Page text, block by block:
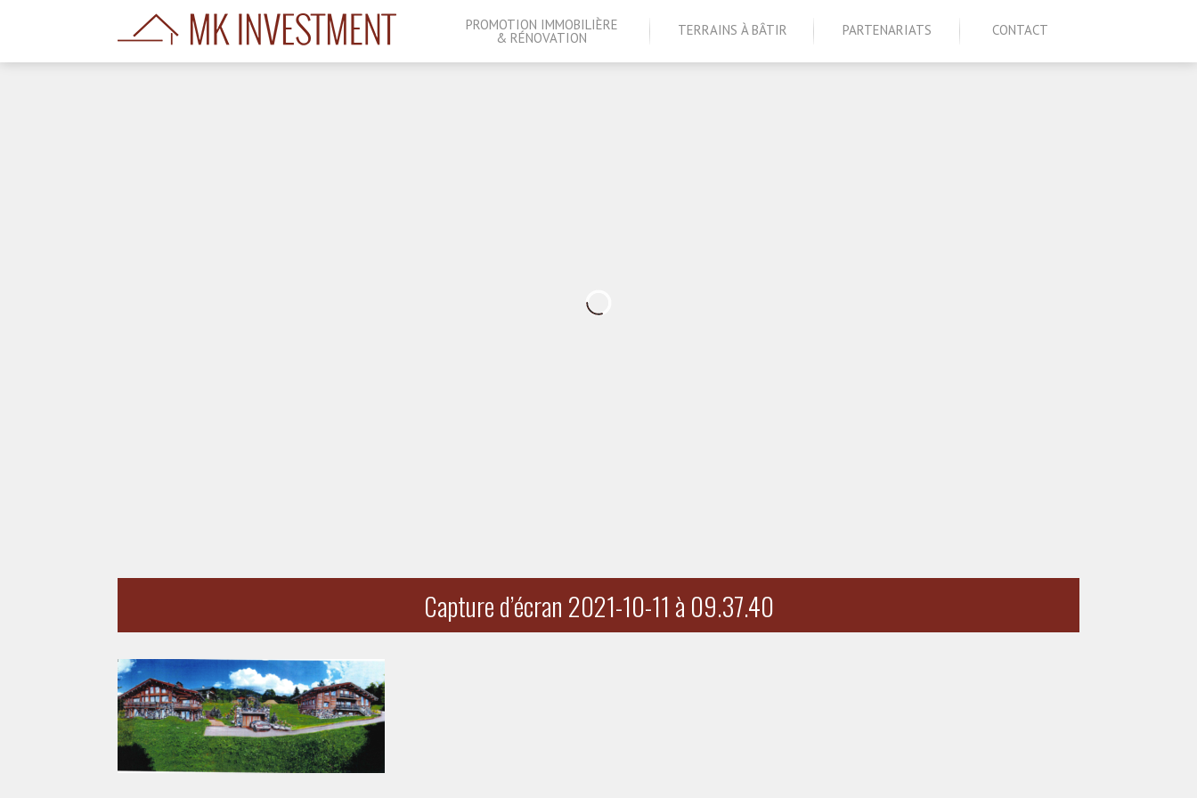
PROMOTION IMMOBILIÈRE
& RÉNOVATION TERRAINS À BÂTIR PARTENARIATS CONTACT
Capture d’écran 2021-10-11 à 09.37.40